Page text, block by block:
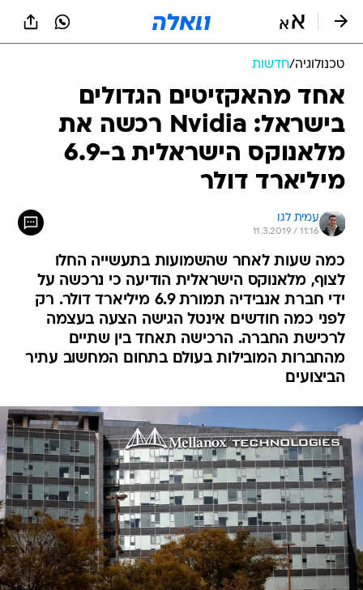
טכנולוגיה/חדשות
אחד מהאקזיטים הגדולים
בישראל: Nvidia רכשה את
מלאנוקס הישראלית ב-6.9
מיליארד דולר
עמית לגו
11.3.2019 / 11:16
כמה שעות לאחר שהשמועות בתעשייה החלו
לצוף, מלאנוקס הישראלית הודיעה כי נרכשה על
ידי חברת אנבידיה תמורת 6.9 מיליארד דולר. רק
לפני כמה חודשים אינטל הגישה הצעה בעצמה
לרכישת החברה. הרכישה תאחד בין שתיים
מהחברות המובילות בעולם בתחום המחשוב עתיר
הביצועים